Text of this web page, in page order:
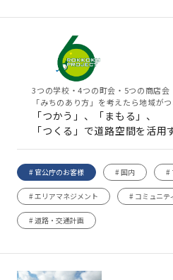
3つの学校・4つの町会・5つの商店会
「みちのあり方」を考えたら地域が
「つかう」、「まもる」、
「つくる」で道路空間を活用
# 官公庁のお客様 # 国内 #
# エリアマネジメント # コミュニテ
# 道路・交通計画